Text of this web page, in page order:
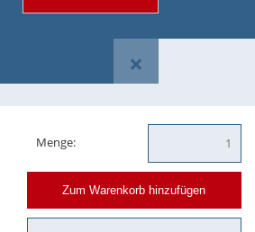
×
Menge:
Zum Warenkorb hinzufügen